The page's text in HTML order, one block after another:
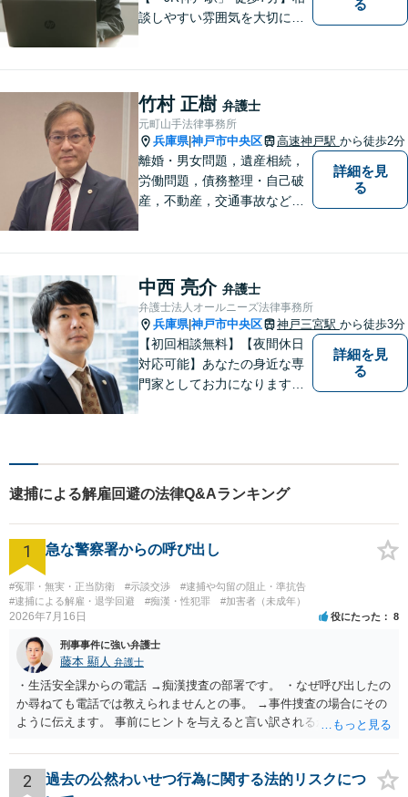
談しやすい雰囲気を大切に
丁寧にお聞きし、最適な解決
策を迅速に提供することをお
約束します。【法テラス利用
可】
る
竹村 正樹 弁護士
元町山手法律事務所
兵庫県|神戸市中央区 高速神戸駅 から徒歩2分
離婚・男女問題，遺産相続，
労働問題，債務整理・自己破
産，不動産，交通事故など生
ら徒歩約３分、大倉山駅から
約9分
詳細を見
る
中西 亮介 弁護士
弁護士法人オールニーズ法律事務所
兵庫県|神戸市中央区 神戸三宮駅 から徒歩3分
【初回相談無料】【夜間休日
対応可能】あなたの身近な専
門家としてお力になります。
気軽にご相談ください。
詳細を見
る
逮捕による解雇回避の法律Q&Aランキング
1 急な警察署からの呼び出し
#冤罪・無実・正当防衛 #示談交渉
#逮捕や勾留の阻止・準抗告
#逮捕による解雇・退学回避
#痴漢・性犯罪 #加害者（未成年）
2026年7月16日 役にたった 8
刑事事件に強い弁護士
藤本 顯人 弁護士
・生活安全課からの電話 →痴漢捜査の部署です。 ・なぜ呼び出したの
か尋ねても電話では教えられませんとの事。 →事件捜査の場合にその
ように伝えます。 事前にヒントを与えると言い訳されるからです。 ・
たり →やはり痴漢として疑われているのでは。 そもそも痴漢をやって
ないのであれば、何も疑われる筋合いは無いわけですし狼狽える必要
はないですね。
2
過去の公然わいせつ行為に関する法的リスクにつ